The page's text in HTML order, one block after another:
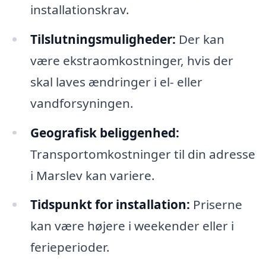
installationskrav.
Tilslutningsmuligheder: Der kan
være ekstraomkostninger, hvis der
skal laves ændringer i el- eller
vandforsyningen.
Geografisk beliggenhed:
Transportomkostninger til din adresse
i Marslev kan variere.
Tidspunkt for installation: Priserne
kan være højere i weekender eller i
ferieperioder.